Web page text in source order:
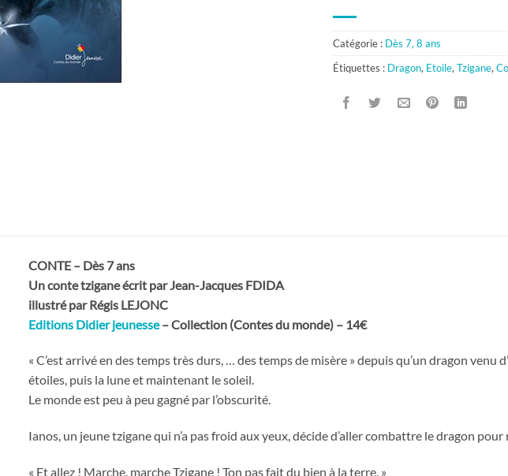
Catégorie : Dès 7, 8 ans
Étiquettes : Dragon, Etoile, Tzigane,
CONTE – Dès 7 ans
Un conte tzigane écrit par Jean-Jacques FDIDA
illustré par Régis LEJONC
Editions Didier jeunesse– Collection (Contes du monde) – 14€
« C’est arrivé en des temps très durs, … des temps de misère » depuis qu’un dragon venu
étoiles, puis la lune et maintenant le soleil.
Le monde est peu à peu gagné par l’obscurité.
Ianos, un jeune tzigane qui n’a pas froid aux yeux, décide d’aller combattre le dragon
« Et allez ! Marche, marche Tzigane ! Ton pas fait du bien à la terre. »